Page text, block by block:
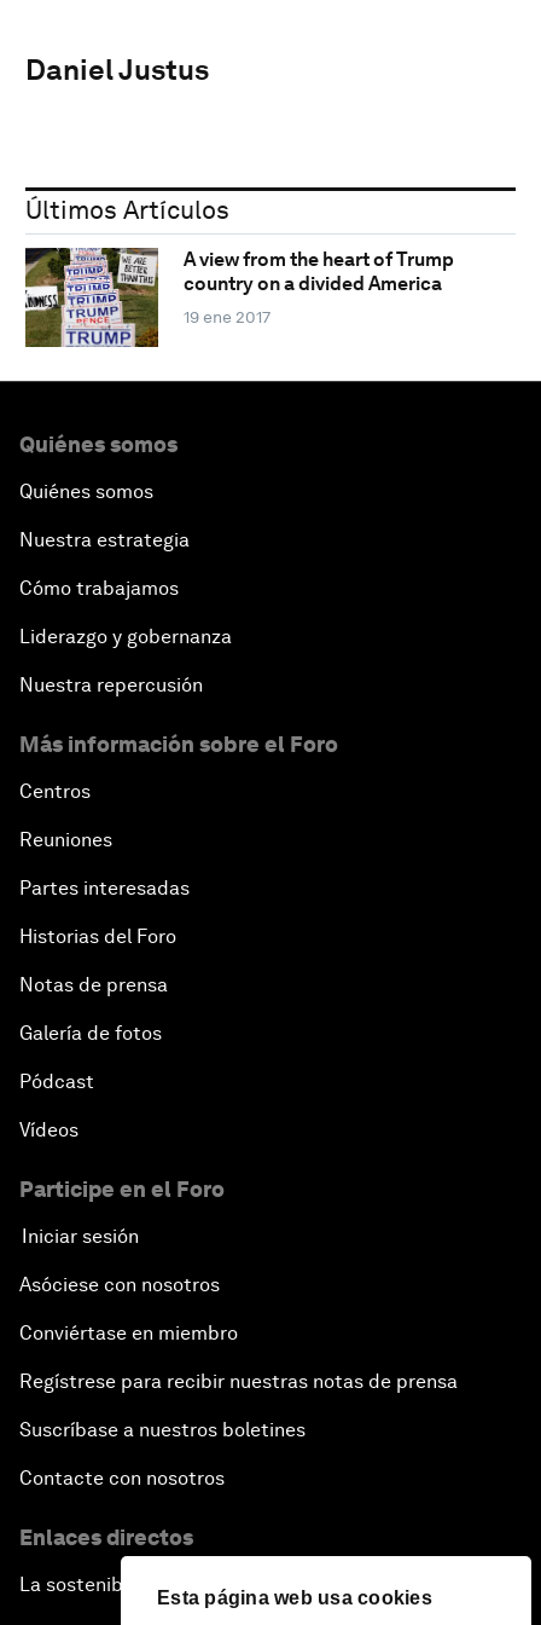
Esta página web usa cookies
Daniel Justus
Últimos Artículos
A view from the heart of Trump
country on a divided America
19 ene 2017
Quiénes somos
Quiénes somos
Nuestra estrategia
Cómo trabajamos
Liderazgo y gobernanza
Nuestra repercusión
Más información sobre el Foro
Centros
Reuniones
Partes interesadas
Historias del Foro
Notas de prensa
Galería de fotos
Pódcast
Vídeos
Participe en el Foro
Iniciar sesión
Asóciese con nosotros
Conviértase en miembro
Regístrese para recibir nuestras notas de prensa
Suscríbase a nuestros boletines
Contacte con nosotros
Enlaces directos
La sostenibilidad en el Foro